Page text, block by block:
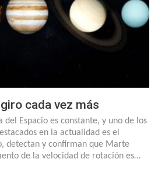
cada vez más
del Espacio es constante, y uno de los
en la actualidad es el
detectan y confirman que Marte
de la velocidad de rotación es…